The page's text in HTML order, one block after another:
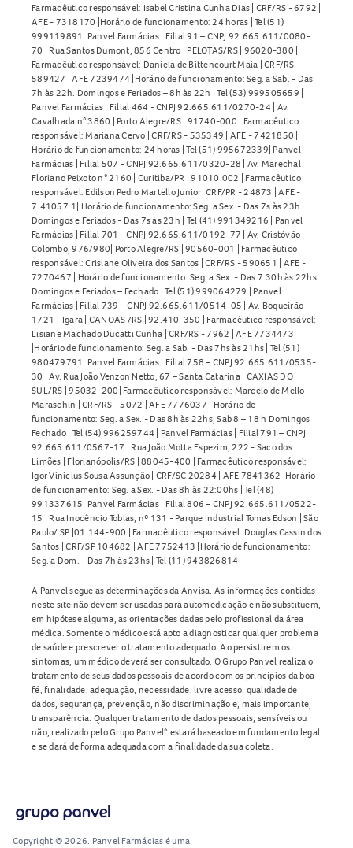
Farmacêutico responsável: Isabel Cristina Cunha Dias | CRF/RS - 6792 |
AFE - 7318170 |Horário de funcionamento: 24 horas | Tel (51)
999119891| Panvel Farmácias | Filial 91 – CNPJ 92.665.611/0080-
70 | Rua Santos Dumont, 856 Centro | PELOTAS/RS | 96020-380 |
Farmacêutico responsável: Daniela de Bittencourt Maia | CRF/RS -
589427 | AFE 7239474 |Horário de funcionamento: Seg. a Sab. - Das
7h às 22h. Domingos e Feriados – 8h às 22h | Tel (53) 999505659 |
Panvel Farmácias | Filial 464 - CNPJ 92.665.611/0270-24 | Av.
Cavalhada n° 3860 | Porto Alegre/RS | 91740-000 | Farmacêutico
responsável: Mariana Cervo | CRF/RS - 535349 | AFE - 7421850 |
Horário de funcionamento: 24 horas | Tel (51) 995672339| Panvel
Farmácias | Filial 507 - CNPJ 92.665.611/0320-28 | Av. Marechal
Floriano Peixoto n° 2160 | Curitiba/PR | 91010.002 | Farmacêutico
responsável: Edilson Pedro Martello Junior| CRF/PR - 24873 | AFE -
7.41057.1| Horário de funcionamento: Seg. a Sex. - Das 7s às 23h.
Domingos e Feriados - Das 7s às 23h | Tel (41) 991349216 | Panvel
Farmácias | Filial 701 - CNPJ 92.665.611/0192-77 | Av. Cristóvão
Colombo, 976/980| Porto Alegre/RS | 90560-001 | Farmacêutico
responsável: Crislane Oliveira dos Santos | CRF/RS - 590651 | AFE -
7270467 | Horário de funcionamento: Seg. a Sex. - Das 7:30h às 22hs.
Domingos e Feriados – Fechado | Tel (51) 999064279 | Panvel
Farmácias | Filial 739 – CNPJ 92.665.611/0514-05 | Av. Boqueirão –
1721 - Igara | CANOAS /RS | 92.410-350 | Farmacêutico responsável:
Lisiane Machado Ducatti Cunha | CRF/RS - 7962 | AFE 7734473
|Horário de funcionamento: Seg. a Sab. - Das 7hs às 21hs | Tel (51)
980479791| Panvel Farmácias | Filial 758 – CNPJ 92.665.611/0535-
30 | Av. Rua João Venzon Netto, 67 – Santa Catarina | CAXIAS DO
SUL/RS | 95032-200| Farmacêutico responsável: Marcelo de Mello
Maraschin | CRF/RS - 5072 | AFE 7776037 | Horário de
funcionamento: Seg. a Sex. - Das 8h às 22hs, Sab 8 – 18 h Domingos
Fechado | Tel (54) 996259744 | Panvel Farmácias | Filial 791 – CNPJ
92.665.611/0567-17 | Rua João Motta Espezim, 222 - Saco dos
Limões | Florianópolis/RS | 88045-400 | Farmacêutico responsável:
Igor Vinicius Sousa Assunção | CRF/SC 20284 | AFE 7841362 |Horário
de funcionamento: Seg. a Sex. - Das 8h às 22:00hs | Tel (48)
991337615| Panvel Farmácias | Filial 806 – CNPJ 92.665.611/0522-
15 | Rua Inocêncio Tobias, nº 131 - Parque Industrial Tomas Edson | São
Paulo/ SP |01.144-900 | Farmacêutico responsável: Douglas Cassin dos
Santos | CRF/SP 104682 | AFE 7752413 |Horário de funcionamento:
Seg. a Dom. - Das 7h às 23hs | Tel (11) 943826814
A Panvel segue as determinações da Anvisa. As informações contidas
neste site não devem ser usadas para automedicação e não substituem,
em hipótese alguma, as orientações dadas pelo profissional da área
médica. Somente o médico está apto a diagnosticar qualquer problema
de saúde e prescrever o tratamento adequado. Ao persistirem os
sintomas, um médico deverá ser consultado. O Grupo Panvel realiza o
tratamento de seus dados pessoais de acordo com os princípios da boa-
fé, finalidade, adequação, necessidade, livre acesso, qualidade de
dados, segurança, prevenção, não discriminação e, mais importante,
transparência. Qualquer tratamento de dados pessoais, sensíveis ou
não, realizado pelo Grupo Panvel* estará baseado em fundamento legal
e se dará de forma adequada com a finalidade da sua coleta.
Copyright © 2026. Panvel Farmácias é uma